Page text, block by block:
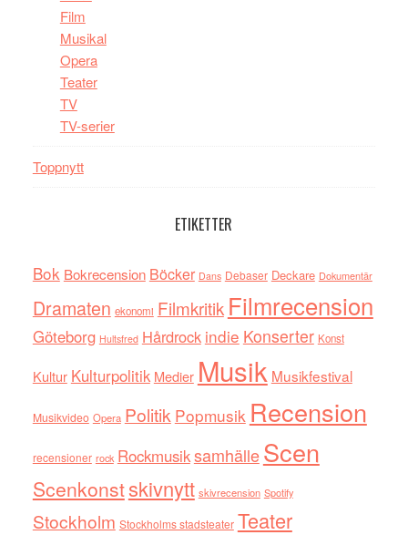
Film
Musikal
Opera
Teater
TV
TV-serier
Toppnytt
ETIKETTER
Bok Bokrecension Böcker Dans Debaser Deckare Dokumentär
Dramaten ekonomi Filmkritik Filmrecension
Göteborg Hultsfred Hårdrock indie Konserter Konst
Kultur Kulturpolitik Medier Musik Musikfestival
Musikvideo Opera Politik Popmusik Recension
recensioner rock RockmusiksamhälleScen
Scenkonstskivnytt skivrecension Spotify
Stockholm Stockholms stadsteater Teater